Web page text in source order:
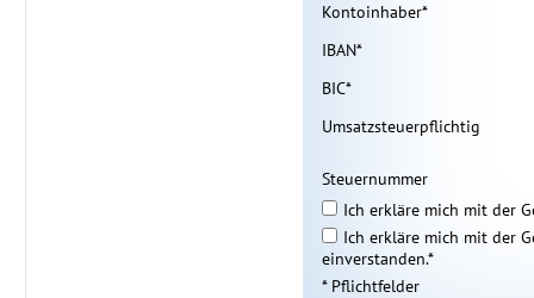
Kontoinhaber*
IBAN*
BIC*
Umsatzsteuerpflichtig
Steuernummer
Ich erkläre mich mit der
Ich erkläre mich mit der
einverstanden.*
*Pflichtfelder